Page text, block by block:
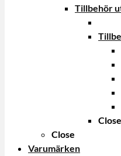
Tillbehör
Close
Close
Varumärken